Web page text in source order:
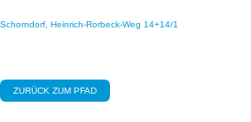
Schorndorf, Heinrich-Rorbeck-Weg 14+14/1
ZURÜCK ZUM PFAD